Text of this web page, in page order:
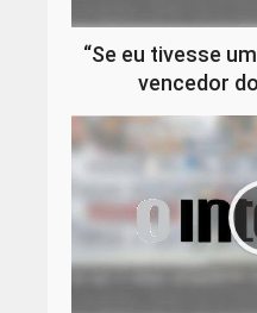
“Se eu tivesse
vencedor